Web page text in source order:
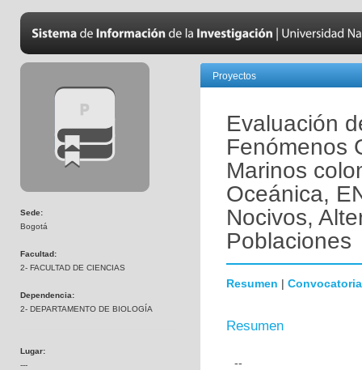
Sede:
Bogotá
Facultad:
2- FACULTAD DE CIENCIAS
Dependencia:
2- DEPARTAMENTO DE BIOLOGÍA
Lugar:
---
Proyectos
Evaluación
Fenómenos
Marinos
Oceánica,
Nocivos,
Poblaciones
Resumen | Convocatoria
Resumen
--